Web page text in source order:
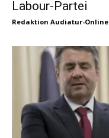
Labour-Partei
Redaktion Audiatur-Online